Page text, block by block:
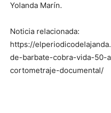
Yolanda Marín.
Noticia relacionada:
https://
de-barbate-cobra-vida-50-
cortometraje-documental/